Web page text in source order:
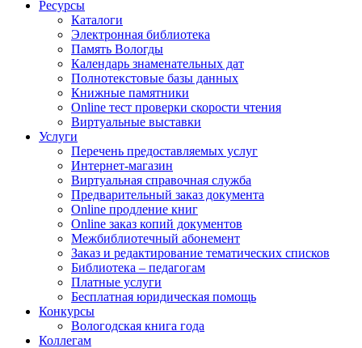
Ресурсы
Каталоги
Электронная библиотека
Память Вологды
Календарь знаменательных дат
Полнотекстовые базы данных
Книжные памятники
Online тест проверки скорости чтения
Виртуальные выставки
Услуги
Перечень предоставляемых услуг
Интернет-магазин
Виртуальная справочная служба
Предварительный заказ документа
Online продление книг
Online заказ копий документов
Межбиблиотечный абонемент
Заказ и редактирование тематических списков
Библиотека – педагогам
Платные услуги
Бесплатная юридическая помощь
Конкурсы
Вологодская книга года
Коллегам